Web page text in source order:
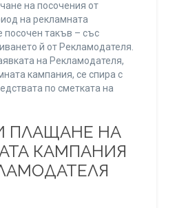
на посочения от
на рекламната
посочен такъв – със
й от Рекламодателя.
на Рекламодателя,
кампания, се спира с
по сметката на
ПЛАЩАНЕ НА
КАМПАНИЯ